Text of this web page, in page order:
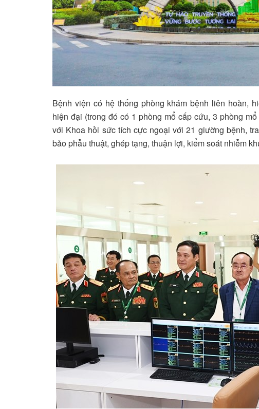
Bệnh viện có hệ thống phòng khám bệnh liên hoàn,
hiện đại (trong đó có 1 phòng mổ cấp cứu, 3 phòng
với Khoa hồi sức tích cực ngoại với 21 giường bệnh,
bảo phẫu thuật, ghép tạng, thuận lợi, kiểm soát nhiễm